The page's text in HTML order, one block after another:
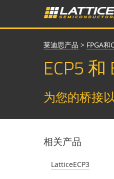
莱迪思产品 > FPGA和
ECP5 和
为您的桥接
相关产品
LatticeECP3